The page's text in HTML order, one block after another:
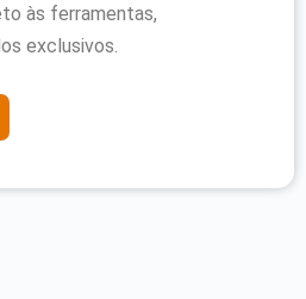
às ferramentas,
exclusivos.